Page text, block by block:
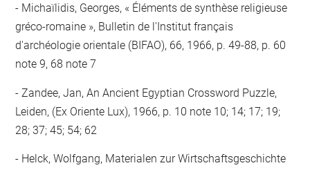
Michaïlidis, Georges, « Éléments de synthèse religieuse
gréco-romaine », Bulletin de l'Institut français
d'archéologie orientale (BIFAO), 66, 1966, p. 49-88, p. 60
note 9, 68 note 7
Zandee, Jan, An Ancient Egyptian Crossword Puzzle,
Leiden, (Ex Oriente Lux), 1966, p. 10 note 10; 14; 17; 19;
28; 37; 45; 54; 62
Helck, Wolfgang, Materialen zur Wirtschaftsgeschichte